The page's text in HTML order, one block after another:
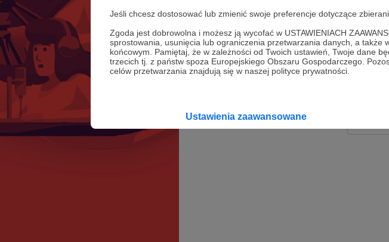
Jeśli chcesz dostosować lub zmienić swoje preferencje dotyczące
Zgoda jest dobrowolna i możesz ją wycofać w USTAWIENIACH
sprostowania, usunięcia lub ograniczenia przetwarzania danych, a
końcowym. Pamiętaj, że w zależności od Twoich ustawień, Twoje dane
trzecich tj. z państw spoza Europejskiego Obszaru Gospodarczego.
celów przetwarzania znajdują się w naszej polityce prywatności.
Ustawienia zaawansowane